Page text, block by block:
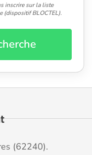
inscrire sur la liste
(dispositif BLOCTEL).
(62240).